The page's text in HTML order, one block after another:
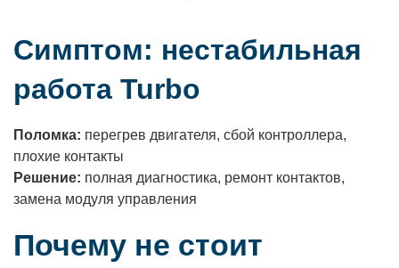
Симптом: нестабильная
работа Turbo
Поломка: перегрев двигателя, сбой контроллера,
плохие контакты
Решение: полная диагностика, ремонт контактов,
замена модуля управления
Почему не стоит